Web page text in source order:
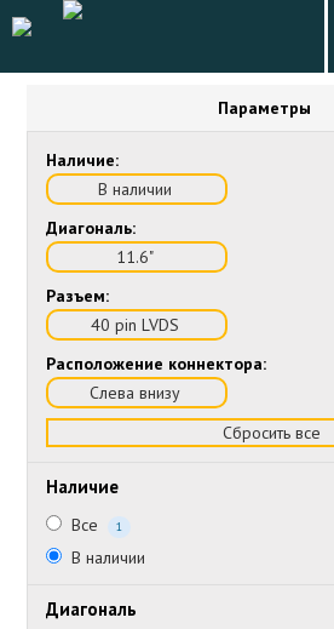
Параметры
Наличие:
В наличии
Диагональ:
11.6"
Разъем:
40 pin LVDS
Расположение коннектора:
Слева внизу
Сбросить все
Наличие
Все 1
В наличии
Диагональ